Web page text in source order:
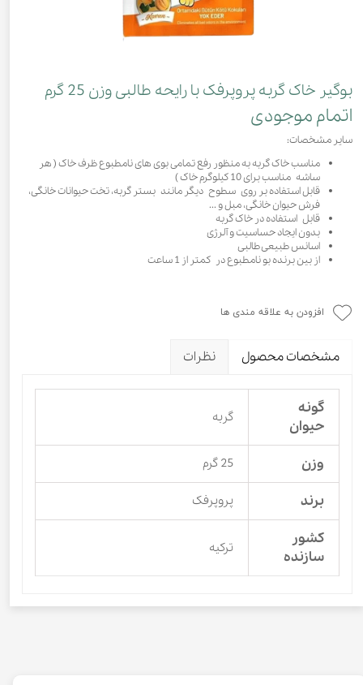
بوگیر خاک گربه پروپرفک با رایحه طالبی وزن 25 گرم
اتمام موجودی
سایر مشخصات:
مناسب خاک گربه به منظور رفع تمامی بوی های نامطبوع ظرف خاک ( هر
ساشه مناسب برای 10 کیلوگرم خاک )
قابل استفاده بر روی سطوح دیگر مانند بستر گربه، تخت حیوانات خانگی،
فرش حیوان خانگی، مبل و ...
قابل استفاده در خاک گربه
بدون ایجاد حساسیت و آلرژی
اسانس طبیعی طالبی
از بین برنده بو نامطبوع در کمتر از 1 ساعت
افزودن به علاقه مندی ها
مشخصات محصول نظرات
گونه
حیوان
گربه
وزن 25 گرم
برند پروپرفک
کشور
سازنده
ترکیه